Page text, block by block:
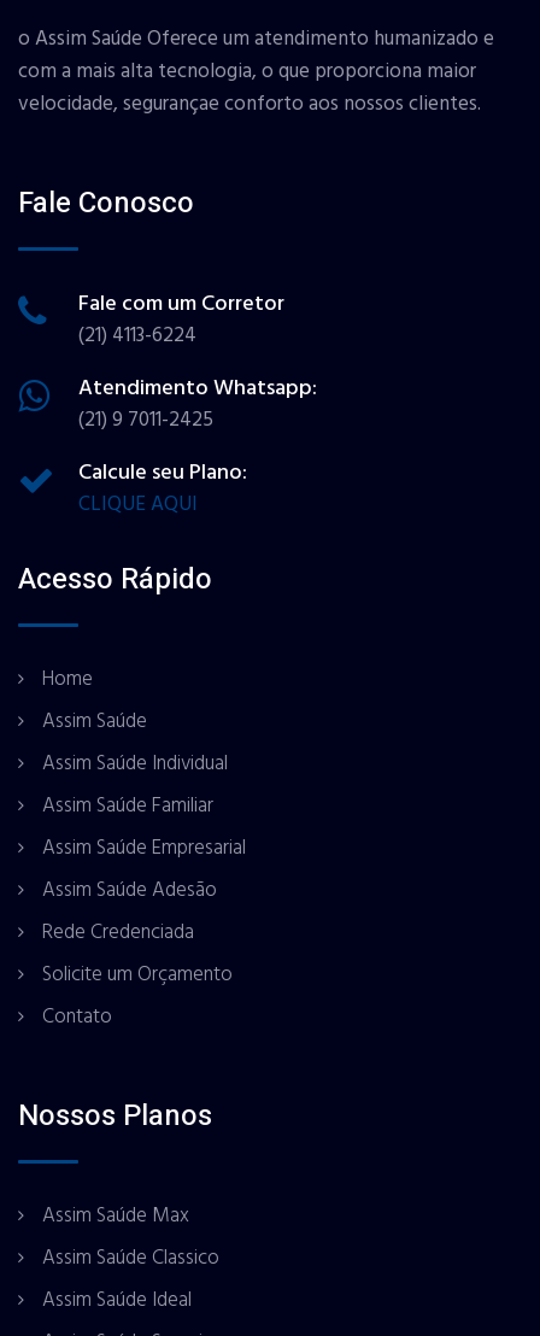
o Assim Saúde Oferece um atendimento humanizado e
com a mais alta tecnologia, o que proporciona maior
velocidade, segurançae conforto aos nossos clientes.
Fale Conosco
Fale com um Corretor
(21) 4113-6224
Atendimento Whatsapp:
(21) 9 7011-2425
Calcule seu Plano:
CLIQUE AQUI
Acesso Rápido
Home
Assim Saúde
Assim Saúde Individual
Assim Saúde Familiar
Assim Saúde Empresarial
Assim Saúde Adesão
Rede Credenciada
Solicite um Orçamento
Contato
Nossos Planos
Assim Saúde Max
Assim Saúde Classico
Assim Saúde Ideal